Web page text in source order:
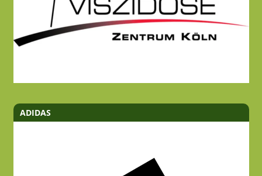
ADIDAS